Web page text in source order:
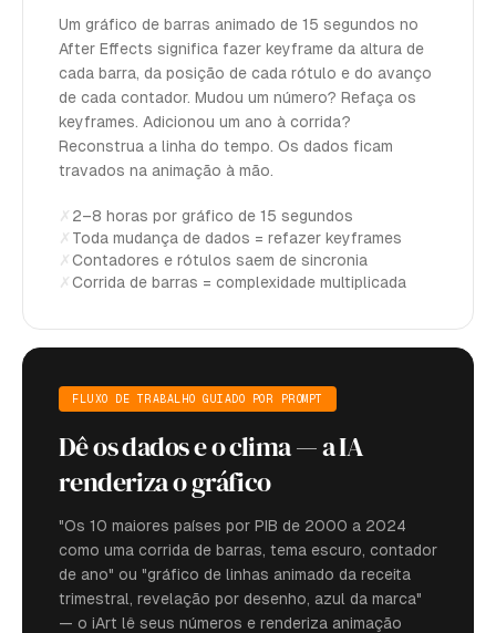
Um gráfico de barras animado de 15 segundos no
After Effects significa fazer keyframe da altura de
cada barra, da posição de cada rótulo e do avanço
de cada contador. Mudou um número? Refaça os
keyframes. Adicionou um ano à corrida?
Reconstrua a linha do tempo. Os dados ficam
travados na animação à mão.
✗ 2–8 horas por gráfico de 15 segundos
✗ Toda mudança de dados = refazer keyframes
✗ Contadores e rótulos saem de sincronia
✗ Corrida de barras = complexidade multiplicada
FLUXO DE TRABALHO GUIADO POR PROMPT
Dê os dados e o clima — a IA
renderiza o gráfico
"Os 10 maiores países por PIB de 2000 a 2024
como uma corrida de barras, tema escuro, contador
de ano" ou "gráfico de linhas animado da receita
trimestral, revelação por desenho, azul da marca"
— o iArt lê seus números e renderiza animação